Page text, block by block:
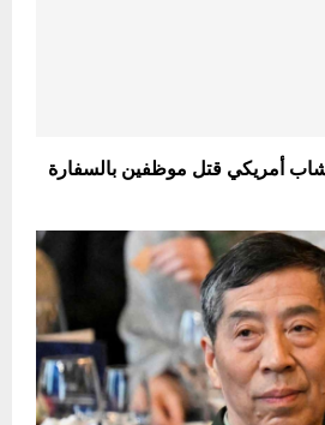
أمريكي قتل موظفين بالسفارة